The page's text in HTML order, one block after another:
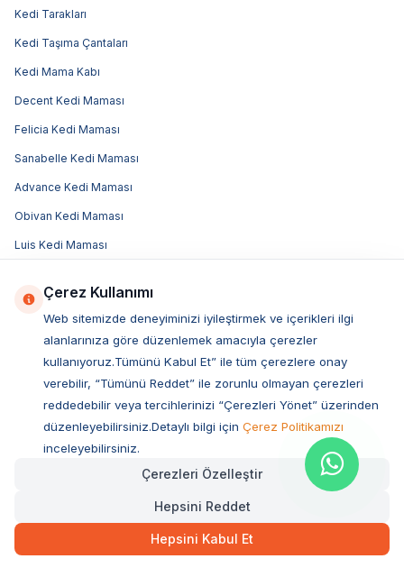
Kedi Tarakları
Kedi Taşıma Çantaları
Kedi Mama Kabı
Decent Kedi Maması
Felicia Kedi Maması
Sanabelle Kedi Maması
Advance Kedi Maması
Obivan Kedi Maması
Luis Kedi Maması
Hill's Kedi Maması
Pro Plan Kedi Maması
Royal Canin Kedi Maması
Popüler Köpek Kategorileri
Çerez Kullanımı
Web sitemizde deneyiminizi iyileştirmek ve içerikleri ilgi
alanlarınıza göre düzenlemek amacıyla çerezler
kullanıyoruz.Tümünü Kabul Et” ile tüm çerezlere onay
verebilir, “Tümünü Reddet” ile zorunlu olmayan çerezleri
reddedebilir veya tercihlerinizi “Çerezleri Yönet” üzerinden
düzenleyebilirsiniz.Detaylı bilgi için Çerez Politikamızı
inceleyebilirsiniz.
Çerezleri Özelleştir
Hepsini Reddet
Hepsini Kabul Et